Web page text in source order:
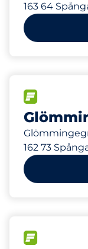
163 64
162 73
262 m
297 m